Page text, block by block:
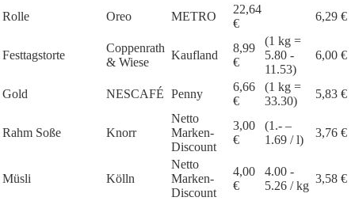
Rolle Oreo METRO
22,64
€
6,29 €
Festtagstorte
Coppenrath
& Wiese
Kaufland
8,99
€
(1 kg =
5.80 -
11.53)
6,00 €
Gold NESCAFÉ Penny
6,66
€
(1 kg =
33.30)
5,83 €
Rahm Soße Knorr
Netto
Marken-
Discount
3,00
€
(1.- –
1.69 / l)
3,76 €
Müsli Kölln
Netto
Marken-
Discount
4,00
€
4.00 -
5.26 / kg
3,58 €